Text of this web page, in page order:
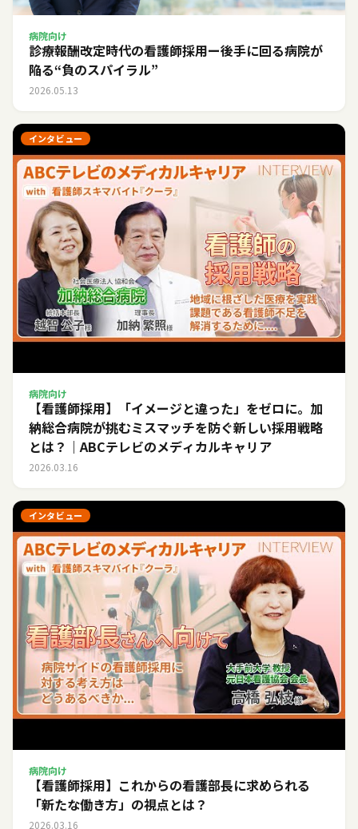
病院向け
診療報酬改定時代の看護師採用ー後手に回る病院が
陥る“負のスパイラル”
2026.05.13
インタビュー
病院向け
【看護師採用】「イメージと違った」をゼロに。加
納総合病院が挑むミスマッチを防ぐ新しい採用戦略
とは？｜ABCテレビのメディカルキャリア
2026.03.16
インタビュー
病院向け
【看護師採用】これからの看護部長に求められる
「新たな働き方」の視点とは？
2026.03.16